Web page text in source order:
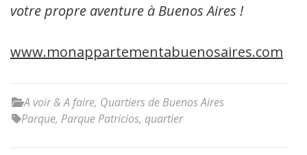
votre propre aventure à Buenos Aires !
www.monappartementabuenosaires.com
A voir & A faire, Quartiers de Buenos Aires
Parque, Parque Patricios, quartier